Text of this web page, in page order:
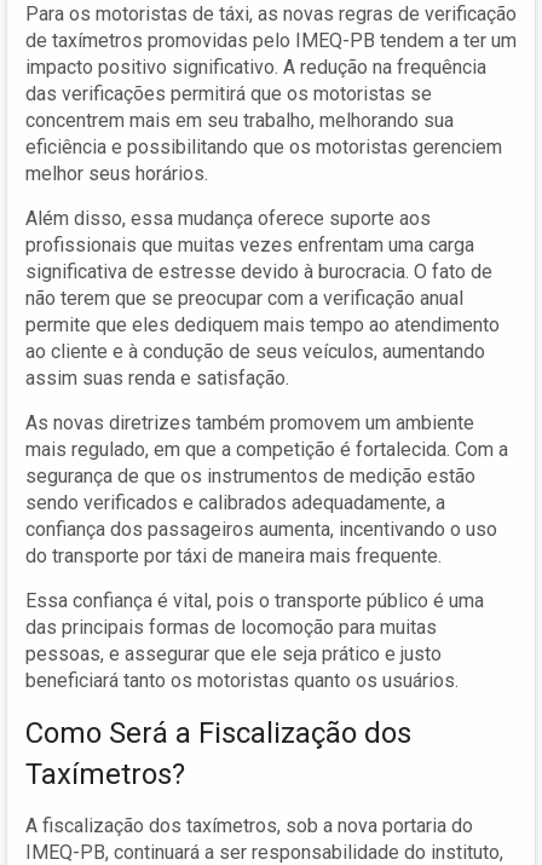
Para os motoristas de táxi, as novas regras de verificação
de taxímetros promovidas pelo IMEQ-PB tendem a ter um
impacto positivo significativo. A redução na frequência
das verificações permitirá que os motoristas se
concentrem mais em seu trabalho, melhorando sua
eficiência e possibilitando que os motoristas gerenciem
melhor seus horários.
Além disso, essa mudança oferece suporte aos
profissionais que muitas vezes enfrentam uma carga
significativa de estresse devido à burocracia. O fato de
não terem que se preocupar com a verificação anual
permite que eles dediquem mais tempo ao atendimento
ao cliente e à condução de seus veículos, aumentando
assim suas renda e satisfação.
As novas diretrizes também promovem um ambiente
mais regulado, em que a competição é fortalecida. Com a
segurança de que os instrumentos de medição estão
sendo verificados e calibrados adequadamente, a
confiança dos passageiros aumenta, incentivando o uso
do transporte por táxi de maneira mais frequente.
Essa confiança é vital, pois o transporte público é uma
das principais formas de locomoção para muitas
pessoas, e assegurar que ele seja prático e justo
beneficiará tanto os motoristas quanto os usuários.
Como Será a Fiscalização dos
Taxímetros?
A fiscalização dos taxímetros, sob a nova portaria do
IMEQ-PB, continuará a ser responsabilidade do instituto,